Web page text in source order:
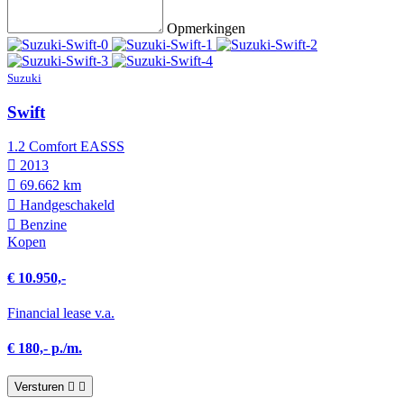
Opmerkingen
Suzuki
Swift
1.2 Comfort EASSS
2013
69.662 km
Hand­geschakeld
Benzine
Kopen
€ 10.950,-
Financial lease v.a.
€ 180,- p./m.
Versturen